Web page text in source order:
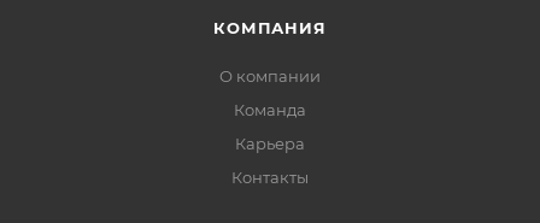
КОМПАНИЯ
О компании
Команда
Карьера
Контакты